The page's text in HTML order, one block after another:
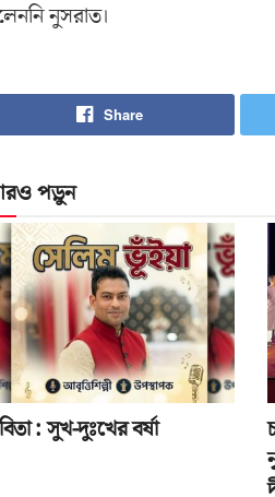
নুসরাত।
Share
পড়ুন
: সুখ-দুঃখের বর্ষা